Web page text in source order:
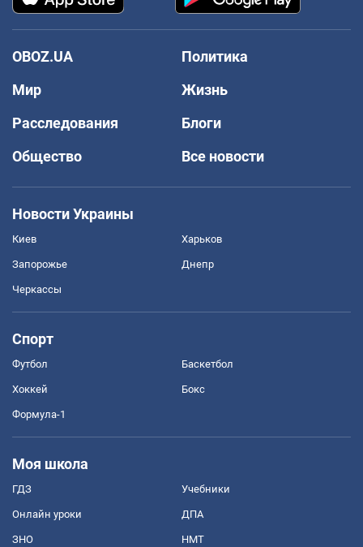
OBOZ.UA
Политика
Мир
Жизнь
Расследования
Блоги
Общество
Все новости
Новости Украины
Киев Харьков
Запорожье Днепр
Черкассы
Спорт
Футбол Баскетбол
Хоккей Бокс
Формула-1
Моя школа
ГДЗ Учебники
Онлайн уроки ДПА
ЗНО НМТ